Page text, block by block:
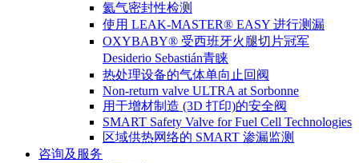
氦气密封性检测
使用 LEAK-MASTER® EASY 进行测漏
OXYBABY® 受西班牙火腿切片冠军
Desiderio Sebastián青睐
热处理设备的气体单向止回阀
Non-return valve ULTRA at Sorbonne
用于增材制造 (3D 打印)的安全阀
SMART Safety Valve for Fuel Cell Technologies
区域供热网络的 SMART 渗漏监测
咨询及服务